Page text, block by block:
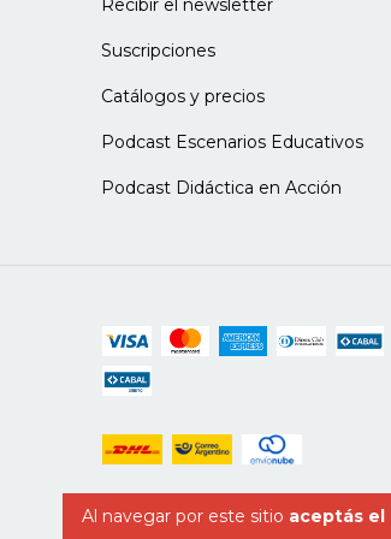
Al navegar por este sitio aceptás el
Cuestionarios para profesores y
Recibir el newsletter
Suscripciones
Catálogos y precios
Podcast Escenarios Educativos
Podcast Didáctica en Acción